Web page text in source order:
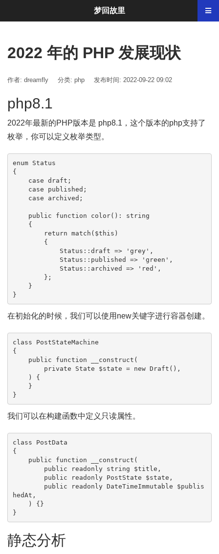
2022 年的 PHP 发展现状
作者: dreamfly 分类: php 发布时间: 2022-09-22 09:02
php8.1
2022年最新的PHP版本是 php8.1，这个版本的php支持了
枚举，你可以定义枚举类型。
enum Status
{
}
在初始化的时候，我们可以使用new关键字进行容器创建。
class PostStateMachine
{
}
我们可以在构建函数中定义只读属性。
class PostData
{
hedAt,
}
静态分析
梦回故里